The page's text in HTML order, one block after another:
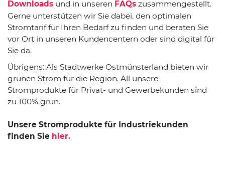
Downloads und in unseren FAQs zusammengestellt.
Gerne unterstützen wir Sie dabei, den optimalen
Stromtarif für Ihren Bedarf zu finden und beraten Sie
vor Ort in unseren Kundencentern oder sind digital für
Sie da.
Übrigens: Als Stadtwerke Ostmünsterland bieten wir
grünen Strom für die Region. All unsere
Stromprodukte für Privat- und Gewerbekunden sind
zu 100% grün.
Unsere Stromprodukte für Industriekunden
finden Sie hier.